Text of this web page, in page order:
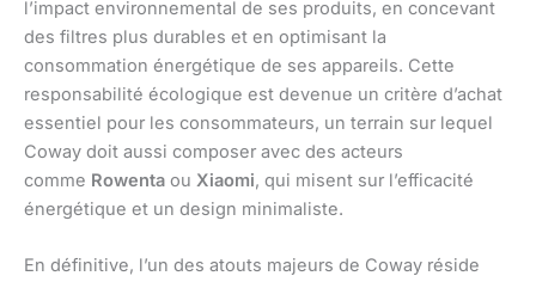
l’impact environnemental de ses produits, en concevant
des filtres plus durables et en optimisant la
consommation énergétique de ses appareils. Cette
responsabilité écologique est devenue un critère d’achat
essentiel pour les consommateurs, un terrain sur lequel
Coway doit aussi composer avec des acteurs
comme Rowenta ou Xiaomi, qui misent sur l’efficacité
énergétique et un design minimaliste.
En définitive, l’un des atouts majeurs de Coway réside